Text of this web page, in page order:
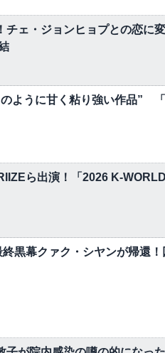
チェ・ジョンヒョプとの恋に
ように甘く粘り強い作品”
ら出演！「2026 K-
終黒幕クァク・シヤンが帰還